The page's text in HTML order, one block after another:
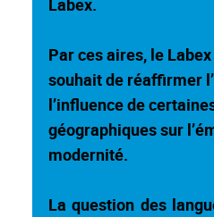
Labex.
Par ces aires, le
souhait de réaffirmer
l’influence de
géographiques sur
modernité.
La question des